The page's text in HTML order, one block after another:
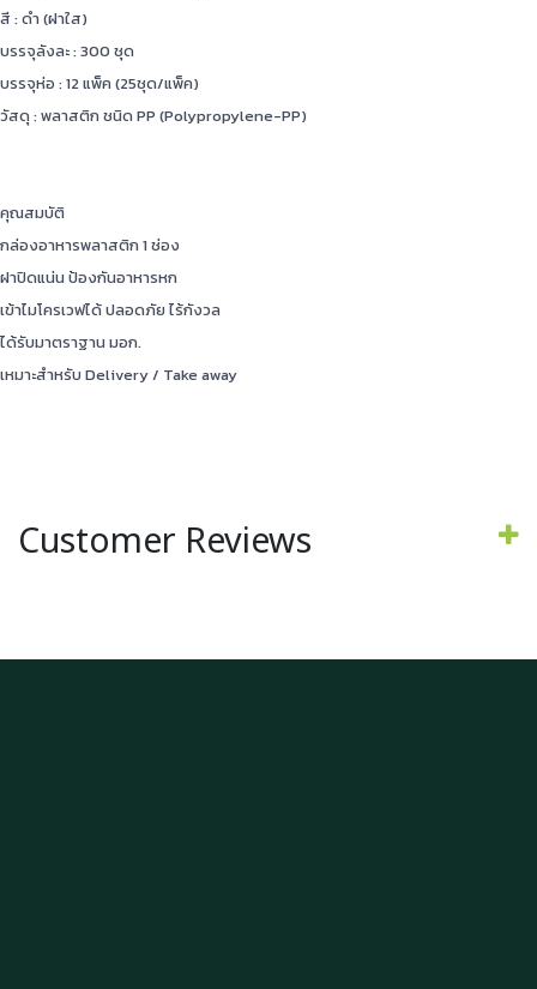
สี : ดำ (ฝาใส)
บรรจุลังละ : 300 ชุด
บรรจุห่อ : 12 แพ็ค (25ชุด/แพ็ค)
วัสดุ : พลาสติก ชนิด PP (Polypropylene-PP)
คุณสมบัติ
กล่องอาหารพลาสติก 1 ช่อง
ฝาปิดแน่น ป้องกันอาหารหก
เข้าไมโครเวฟได้ ปลอดภัย ไร้กังวล
ได้รับมาตราฐาน มอก.
เหมาะสำหรับ Delivery / Take away
Customer Reviews